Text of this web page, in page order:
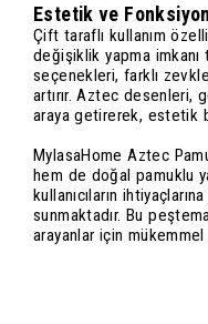
Estetik ve
Çift taraflı kullanım
değişiklik yapma
seçenekleri, farklı
artırır. Aztec desenleri,
araya getirerek, estetik
MylasaHome Aztec
hem de doğal pamuklu
kullanıcıların
sunmaktadır. Bu
arayanlar için